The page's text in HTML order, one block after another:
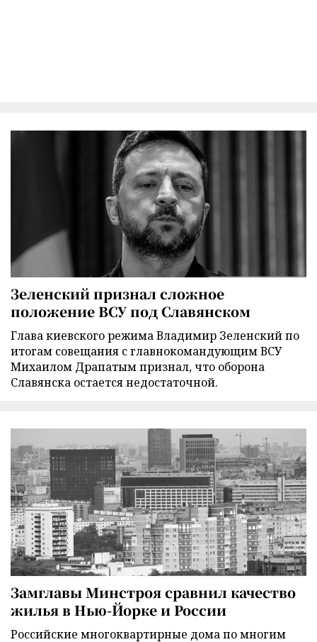
Зеленский признал сложное
положение ВСУ под Славянском
Глава киевского режима Владимир Зеленский по
итогам совещания с главнокомандующим ВСУ
Михаилом Драпатым признал, что оборона
Славянска остается недостаточной.
Замглавы Минстроя сравнил качество
жилья в Нью-Йорке и России
Российские многоквартирные дома по многим